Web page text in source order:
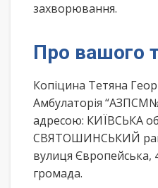
захворювання.
Про вашого
Копіцина Тетяна
Амбулаторія
адресою: КИЇВСЬКА
СВЯТОШИНСЬКИЙ
вулиця
громада.